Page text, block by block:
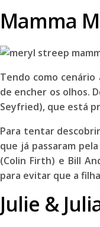
Mamma
Tendo como cenário
de encher os olhos.
Seyfried), que está
Para tentar
que já passaram
(Colin Firth) e Bill
para evitar que a
Julie &